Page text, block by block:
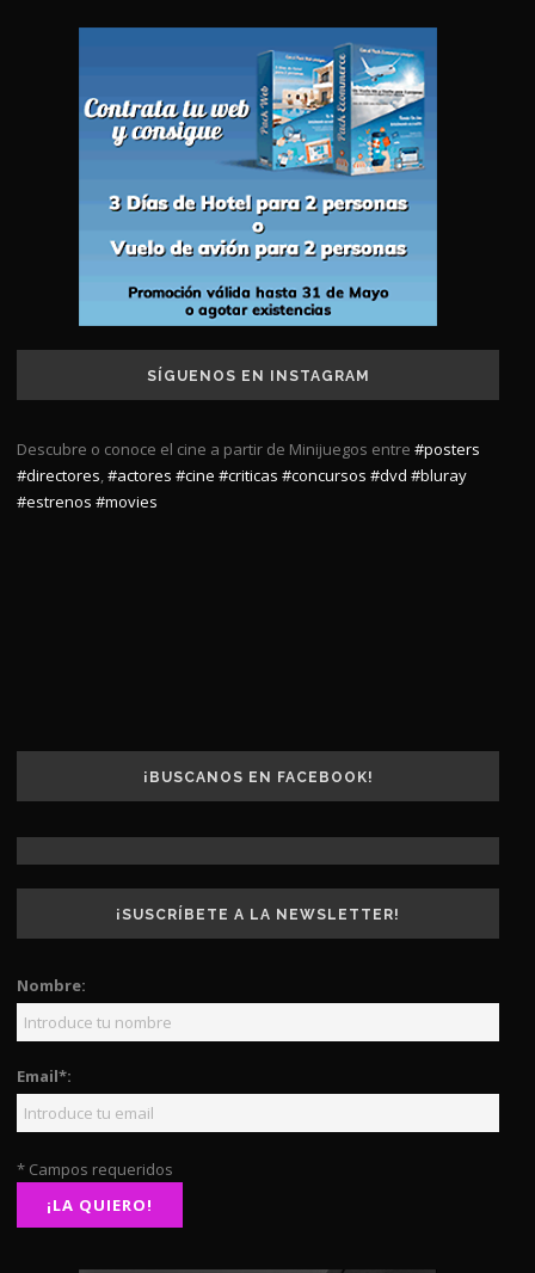
SÍGUENOS EN INSTAGRAM
Descubre o conoce el cine a partir de Minijuegos entre #posters
#directores,#actores #cine #criticas #concursos #dvd #bluray
#estrenos #movies
¡BUSCANOS EN FACEBOOK!
¡SUSCRÍBETE A LA NEWSLETTER!
Nombre:
Email*:
* Campos requeridos